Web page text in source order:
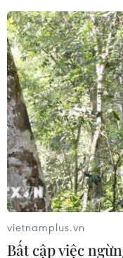
Thừa Thiên-
trợ tỉnh
27/12/2022 23:24
Hai bên khẳng định
hợp tác lên một tầm
chính trị, ngoại
cửa khẩu; kinh tế...
vietnamplus.vn
Bất cập việc